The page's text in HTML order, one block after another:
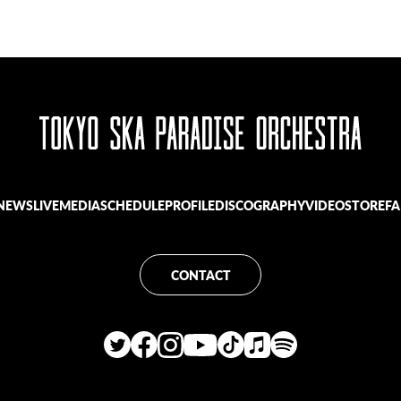
LIVEMEDIASCHEDULEPROFILEDISCOGRAPHYVIDEOSTORE
CONTACT